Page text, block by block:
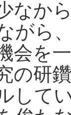
なか
がら
会を
の研
して